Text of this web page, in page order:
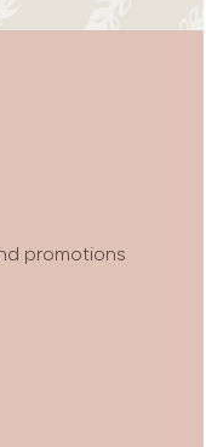
promotions